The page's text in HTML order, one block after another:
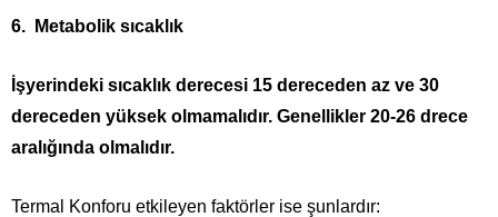
Metabolik sıcaklık
İşyerindeki sıcaklık derecesi 15 dereceden az ve 30
dereceden yüksek olmamalıdır. Genellikler 20-26 drece
aralığında olmalıdır.
Termal Konforu etkileyen faktörler ise şunlardır: